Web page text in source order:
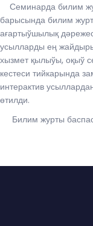
Семинарда билим
барысында билим
ағартыўшылық
усылларды ең
хызмет қылыўы, оқыў
кестеси тийкарында
интерактив
өтилди.
Билим журты